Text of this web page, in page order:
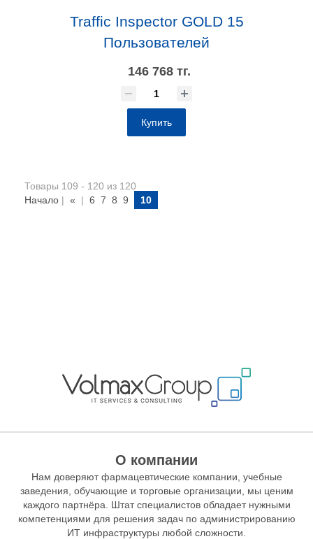
Traffic Inspector GOLD 15
Пользователей
146 768 тг.
Купить
Товары 109 - 120 из 120
Начало | « | 6 7 8 9 10
О компании
Нам доверяют фармацевтические компании, учебные
заведения, обучающие и торговые организации, мы ценим
каждого партнёра. Штат специалистов обладает нужными
компетенциями для решения задач по администрированию
ИТ инфраструктуры любой сложности.